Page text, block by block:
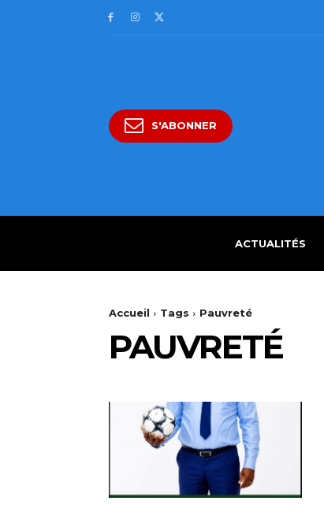
S'ABONNER
ACTUALITÉS
Accueil Tags Pauvreté
PAUVRETÉ